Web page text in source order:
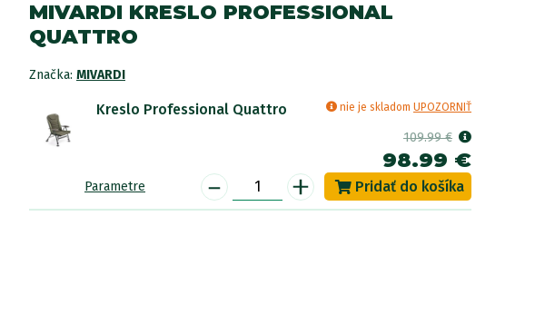
MIVARDI KRESLO PROFESSIONAL
QUATTRO
Značka: MIVARDI
Kreslo Professional Quattro nie je skladom UPOZORNIŤ
109.99 €
98.99 €
Parametre - +